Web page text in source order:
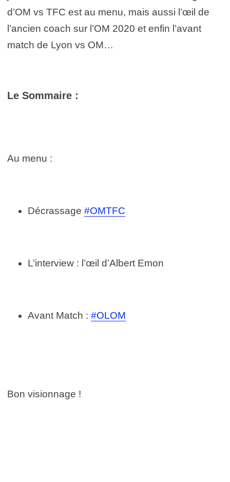
d’OM vs TFC est au menu, mais aussi l’œil de
l’ancien coach sur l’OM 2020 et enfin l’avant
match de Lyon vs OM…
Le Sommaire :
Au menu :
Décrassage #OMTFC
L’interview : l’œil d’Albert Emon
Avant Match : #OLOM
Bon visionnage !